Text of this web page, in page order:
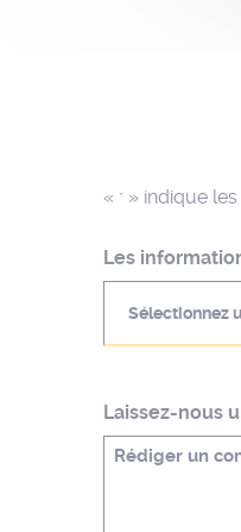
« * » indique
Les
Sélectionnez
Laissez-nous